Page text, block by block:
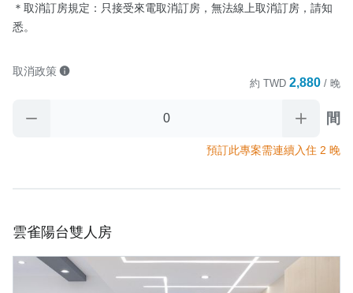
＊取消訂房規定：只接受來電取消訂房，無法線上取消訂房，請知
悉。
取消政策
約 TWD 2,880 / 晚
間
預訂此專案需連續入住 2 晚
雲雀陽台雙人房